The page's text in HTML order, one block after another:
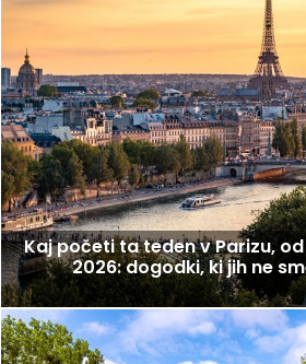
Kaj početi ta teden v Parizu, od
2026: dogodki, ki jih ne